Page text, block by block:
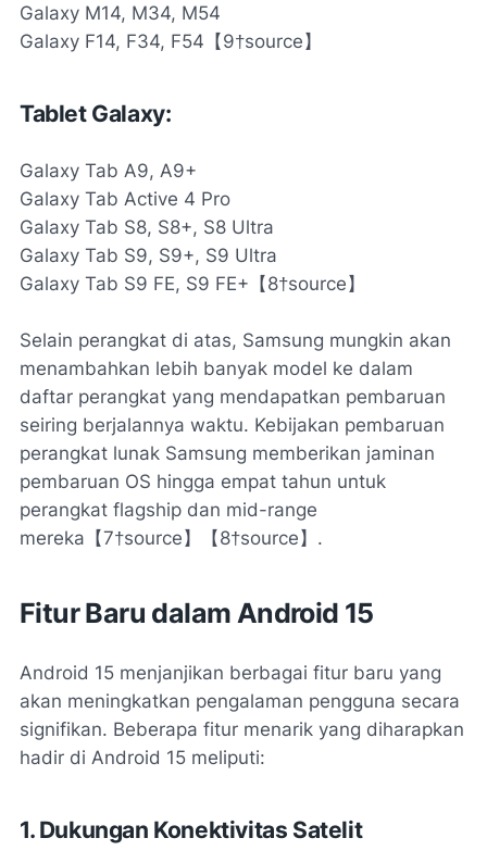
Galaxy M14, M34, M54
Galaxy F14, F34, F54【9†source】
Tablet Galaxy:
Galaxy Tab A9, A9+
Galaxy Tab Active 4 Pro
Galaxy Tab S8, S8+, S8 Ultra
Galaxy Tab S9, S9+, S9 Ultra
Galaxy Tab S9 FE, S9 FE+【8†source】
Selain perangkat di atas, Samsung mungkin akan
menambahkan lebih banyak model ke dalam
daftar perangkat yang mendapatkan pembaruan
seiring berjalannya waktu. Kebijakan pembaruan
perangkat lunak Samsung memberikan jaminan
pembaruan OS hingga empat tahun untuk
perangkat flagship dan mid-range
mereka【7†source】【8†source】.
Fitur Baru dalam Android 15
Android 15 menjanjikan berbagai fitur baru yang
akan meningkatkan pengalaman pengguna secara
signifikan. Beberapa fitur menarik yang diharapkan
hadir di Android 15 meliputi:
1. Dukungan Konektivitas Satelit